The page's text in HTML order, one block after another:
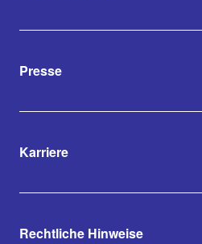
Presse
Karriere
Rechtliche Hinweise